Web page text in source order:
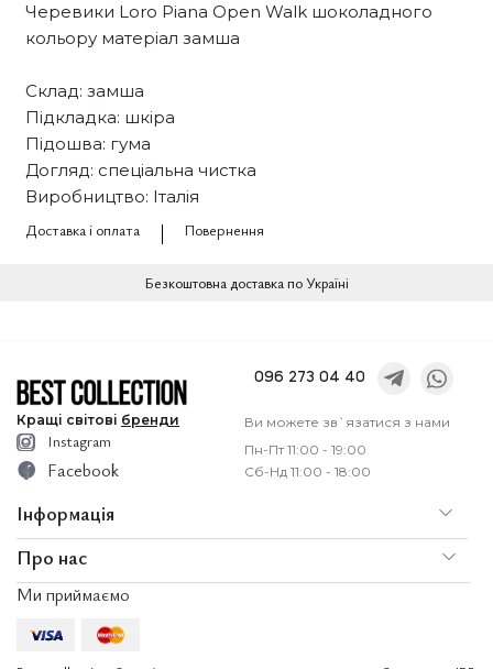
Черевики Loro Piana Open Walk шоколадного
кольору матеріал замша
Склад: замша
Підкладка: шкіра
Підошва: гума
Догляд: спеціальна чистка
Виробництво: Італія
Доставка і оплата
Повернення
Безкоштовна доставка по Україні
Кращі світові бренди
096 273 04 40
Ви можете зв`язатися з нами
Пн-Пт 11:00 - 19:00
Сб-Нд 11:00 - 18:00
Про нас
Послуги
Інформація
Доставка і оплата
Instagram
Facebook
Ми приймаємо